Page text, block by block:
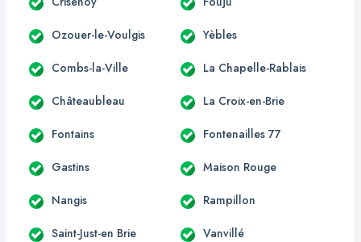
Ozouer-le-Voulgis Yèbles
Combs-la-Ville La Chapelle-Rablais
Châteaubleau La Croix-en-Brie
Fontains Fontenailles 77
Gastins Maison Rouge
Nangis Rampillon
Saint-Just-en Brie Vanvillé